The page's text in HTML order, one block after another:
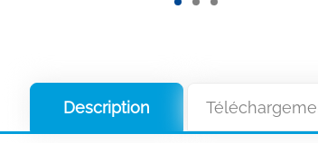
Description